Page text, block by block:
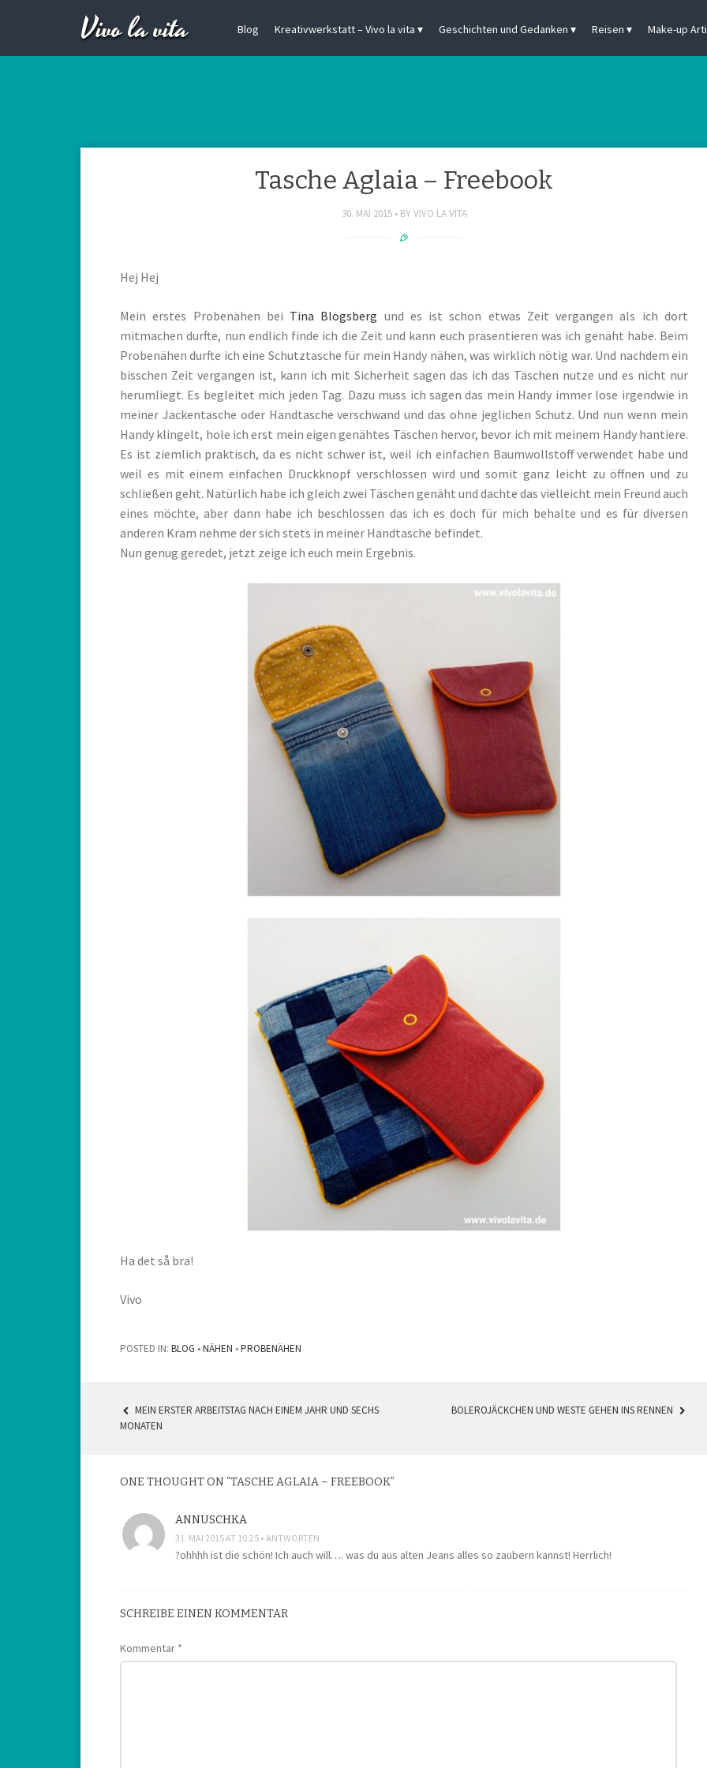
Vivo la vita Blog Kreativwerkstatt – Vivo la vita Geschichten und Gedanken Reisen Make-up
Tasche Aglaia – Freebook
30. MAI 2015 BY VIVO LA VITA
Hej Hej
Mein erstes Probenähen bei Tina Blogsberg und es ist schon etwas Zeit vergangen als ich dort
mitmachen durfte, nun endlich finde ich die Zeit und kann euch präsentieren was ich genäht habe. Beim
Probenähen durfte ich eine Schutztasche für mein Handy nähen, was wirklich nötig war. Und nachdem ein
bisschen Zeit vergangen ist, kann ich mit Sicherheit sagen das ich das Täschen nutze und es nicht nur
herumliegt. Es begleitet mich jeden Tag. Dazu muss ich sagen das mein Handy immer lose irgendwie in
meiner Jackentasche oder Handtasche verschwand und das ohne jeglichen Schutz. Und nun wenn mein
Handy klingelt, hole ich erst mein eigen genähtes Täschen hervor, bevor ich mit meinem Handy hantiere.
Es ist ziemlich praktisch, da es nicht schwer ist, weil ich einfachen Baumwollstoff verwendet habe und
weil es mit einem einfachen Druckknopf verschlossen wird und somit ganz leicht zu öffnen und zu
schließen geht. Natürlich habe ich gleich zwei Täschen genäht und dachte das vielleicht mein Freund auch
eines möchte, aber dann habe ich beschlossen das ich es doch für mich behalte und es für diversen
anderen Kram nehme der sich stets in meiner Handtasche befindet.
Nun genug geredet, jetzt zeige ich euch mein Ergebnis.
Ha det så bra!
Vivo
POSTED IN: BLOG •NÄHEN •PROBENÄHEN
POST
MEIN ERSTER ARBEITSTAG NACH EINEM JAHR UND SECHS
MONATEN
BOLEROJÄCKCHEN UND WESTE GEHEN INS RENNEN
ONE THOUGHT ON “TASCHE AGLAIA – FREEBOOK”
ANNUSCHKA
31. MAI 2015 AT 10:25 ANTWORTEN
?ohhhh ist die schön! Ich auch will…. was du aus alten Jeans alles so zaubern kannst! Herrlich!
SCHREIBE EINEN KOMMENTAR
Kommentar *